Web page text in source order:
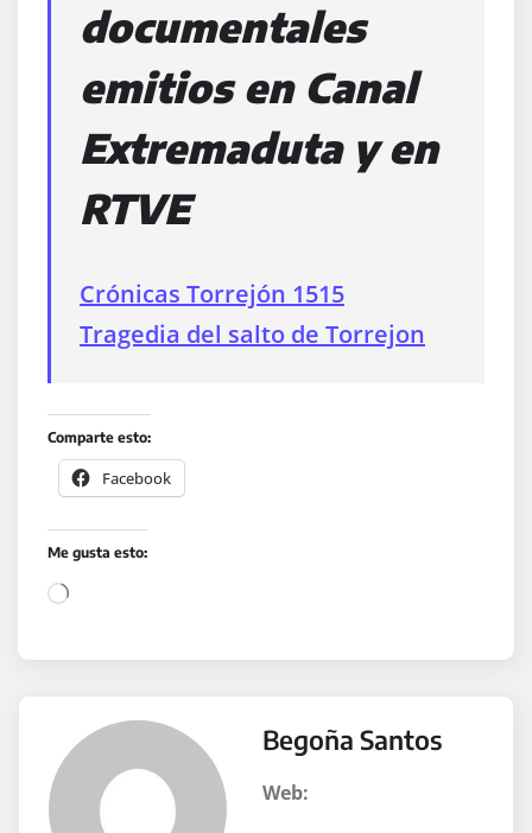
documentales
emitios en Canal
Extremaduta y en
RTVE
Crónicas Torrejón 1515
Tragedia del salto de Torrejon
Comparte esto:
Facebook
Me gusta esto:
C
r
n
Begoña Santos
Web: